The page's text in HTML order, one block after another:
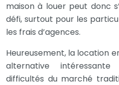
maison à louer peut donc
défi, surtout pour les
les frais d’agences.
Heureusement, la location
alternative
difficultés du marché